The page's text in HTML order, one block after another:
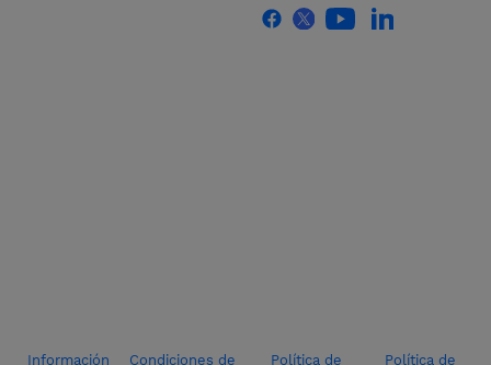
Información Condiciones de Política de Política de